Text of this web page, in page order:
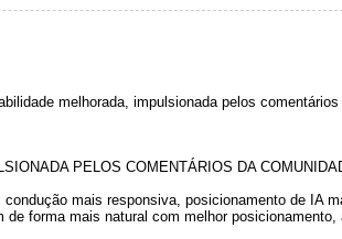
melhorada, impulsionada pelos comentários
PELOS COMENTÁRIOS DA
mais responsiva, posicionamento de IA
forma mais natural com melhor posicionamento,